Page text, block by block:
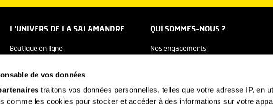
de vos données
traitons vos données personnelles, telles que votre adresse IP, en
comme les cookies pour stocker et accéder à des informations sur votre
L'UNIVERS DE LA SALAMANDRE
Boutique en ligne
Festival Salamandre
QUI SOMMES-NOUS ?
Nos engagements
L'équipe